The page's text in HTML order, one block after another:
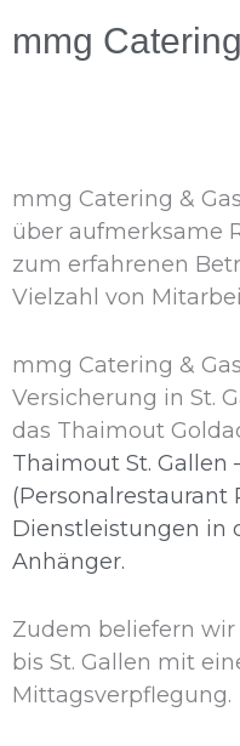
mmg
mmg Catering &
über aufmerksame
zum erfahrenen
Vielzahl von
mmg Catering &
Versicherung in St.
das Thaimout
Thaimout St. Gallen
(Personalrestaurant
Dienstleistungen in
Anhänger.
Zudem beliefern
bis St. Gallen mit
Mittagsverpflegung.